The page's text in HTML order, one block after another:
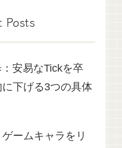
Posts
安易なTickを卒
下げる3つの具体
ゲームキャラをリ